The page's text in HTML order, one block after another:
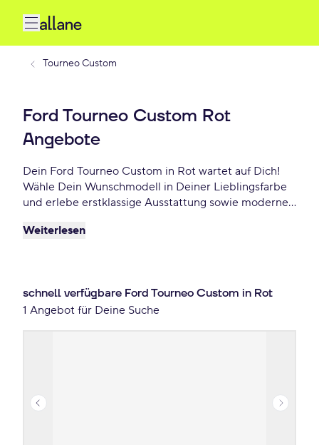
Tourneo Custom
Ford Tourneo Custom Rot
Angebote
Dein Ford Tourneo Custom in Rot wartet auf Dich!
Wähle Dein Wunschmodell in Deiner Lieblingsfarbe
und erlebe erstklassige Ausstattung sowie modernes
Finanzierungsoptionen und fahre Dein Ford Tourneo
Weiterlesen
schnell verfügbare Ford Tourneo Custom in Rot
1 Angebot für Deine Suche